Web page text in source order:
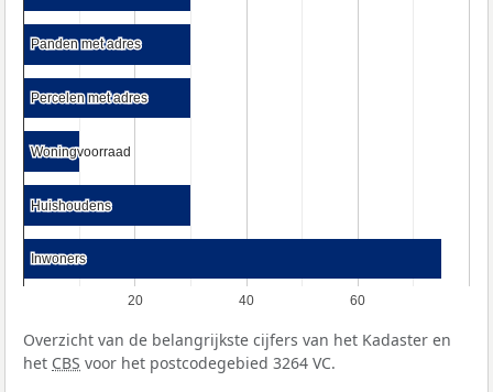
20 40 60
Panden met adres
Panden met adres
Percelen met adres
Percelen met adres
Woningvoorraad
Woningvoorraad
Huishoudens
Huishoudens
Inwoners
Inwoners
Overzicht van de belangrijkste cijfers van het Kadaster en
het CBS voor het postcodegebied 3264 VC.